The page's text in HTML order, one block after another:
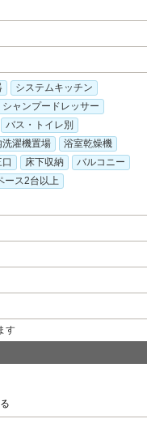
システムキッチン
シャンプードレッサー
バス・トイレ別
洗濯機置場
浴室乾燥機
床下収納
バルコニー
ース2台以上
す